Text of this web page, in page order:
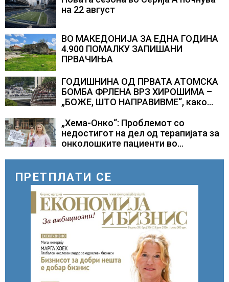
на 22 август
ВО МАКЕДОНИЈА ЗА ЕДНА ГОДИНА
4.900 ПОМАЛКУ ЗАПИШАНИ
ПРВАЧИЊА
ГОДИШНИНА ОД ПРВАТА АТОМСКА
БОМБА ФРЛЕНА ВРЗ ХИРОШИМА –
„БОЖЕ, ШТО НАПРАВИВМЕ“, како
Геј“ и учесниците во
бомбардирањето го доживуваа овој
настан што го промени текот на
„Хема-Онко“: Проблемот со
недостигот на дел од терапијата за
онколошките пациенти во
ПРЕТПЛАТИ СЕ